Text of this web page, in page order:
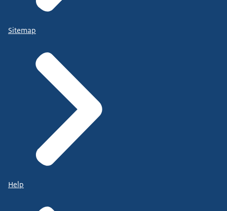
Sitemap
Help